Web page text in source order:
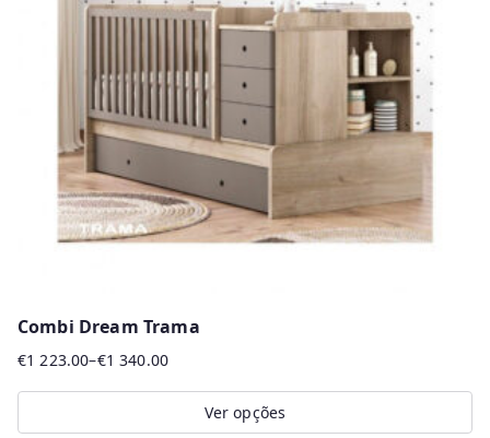
Combi Dream Trama
€1 223.00–€1 340.00
Price
range:
€1
Ver opções